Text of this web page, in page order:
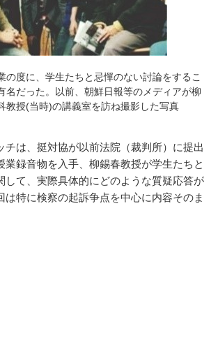
の度に、学生たちと忌憚のない討論をするこ
名だった。以前、朝鮮日報等のメディアが柳
教授(当時)の講義室を訪ね撮影した写真
チは、挺対協が以前法院（裁判所）に提出
業録音物を入手、柳錫春教授が学生たちと
して、実際具体的にどのような質疑応答が
は特に検察の起訴争点を中心に内容そのま